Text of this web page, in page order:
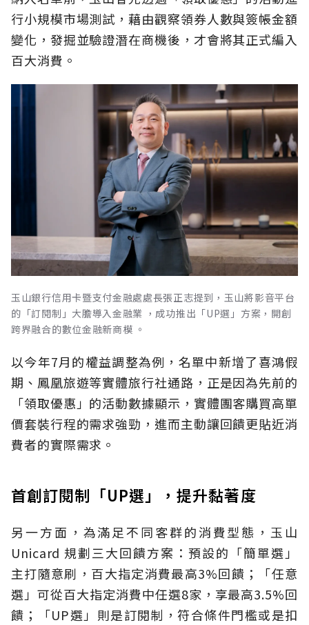
行小規模市場測試，藉由觀察領券人數與簽帳金額
變化，發掘並驗證潛在商機後，才會將其正式編入
百大消費。
玉山銀行信用卡暨支付金融處處長張正志提到，玉山將影音平台
的「訂閱制」大膽導入金融業 ，成功推出「UP選」方案，開創
跨界融合的數位金融新商模 。
以今年7月的權益調整為例，名單中新增了喜鴻假
期、鳳凰旅遊等實體旅行社通路，正是因為先前的
「領取優惠」的活動數據顯示，實體團客購買高單
價套裝行程的需求強勁，進而主動讓回饋更貼近消
費者的實際需求。
首創訂閱制「UP選」，提升黏著度
另一方面，為滿足不同客群的消費型態，玉山
Unicard 規劃三大回饋方案：預設的「簡單選」
主打隨意刷，百大指定消費最高3%回饋；「任意
選」可從百大指定消費中任選8家，享最高3.5%回
饋；「UP選」則是訂閱制，符合條件門檻或是扣